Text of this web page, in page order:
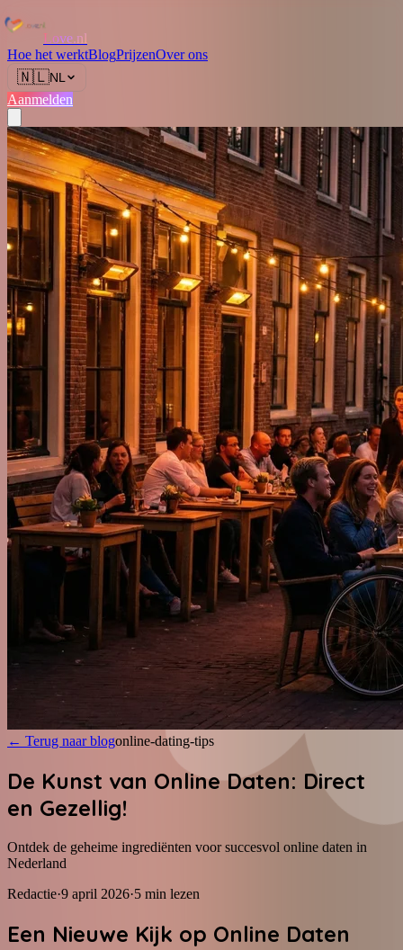
Love.nl
Hoe het werktBlogPrijzenOver ons
🇳🇱NL
Aanmelden
← Terug naar blogonline-dating-tips
De Kunst van Online Daten: Direct
en Gezellig!
Ontdek de geheime ingrediënten voor succesvol online daten in
Nederland
Redactie·9 april 2026·5 min lezen
Een Nieuwe Kijk op Online Daten